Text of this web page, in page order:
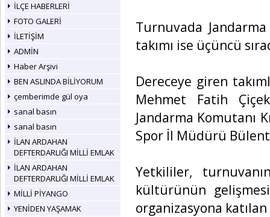
İLÇE HABERLERİ
FOTO GALERİ
İLETİŞİM
ADMİN
Haber Arşivi
BEN ASLINDA BİLİYORUM
çemberimde gül oya
sanal basın
sanal basın
İLAN ARDAHAN
DEFTERDARLIĞI MİLLİ EMLAK
İLAN ARDAHAN
DEFTERDARLIĞI MİLLİ EMLAK
MİLLİ PİYANGO
YENİDEN YAŞAMAK
Turnuvada
takımı ise üçüncü
Dereceye giren
Mehmet Fatih
Jandarma Komutanı
Spor İl Müdürü
Yetkililer,
kültürünün
organizasyona